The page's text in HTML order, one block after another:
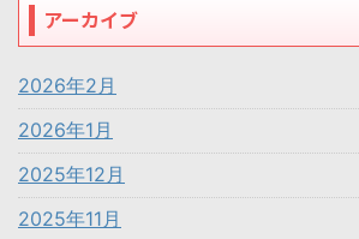
アーカイブ
2026年2月
2026年1月
2025年12月
2025年11月